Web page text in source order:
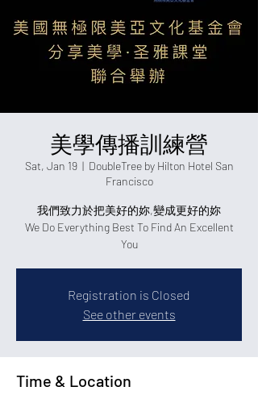
美學傳播訓練營
Sat, Jan 19
  |
DoubleTree by Hilton Hotel San
Francisco
我們致力於把美好的妳,變成更好的妳
We Do Everything Best To Find An Excellent
You
Registration is Closed
See other events
Time & Location